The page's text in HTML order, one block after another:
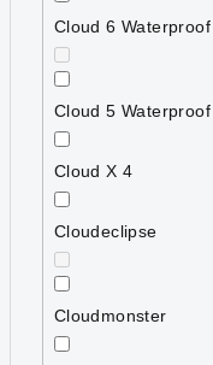
Cloud 6 Waterproof
Cloud 5 Waterproof
Cloud X 4
Cloudeclipse
Cloudmonster